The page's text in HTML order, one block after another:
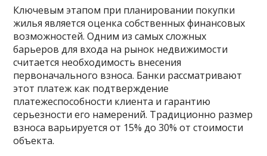
Ключевым этапом при планировании покупки
жилья является оценка собственных финансовых
возможностей. Одним из самых сложных
барьеров для входа на рынок недвижимости
считается необходимость внесения
первоначального взноса. Банки рассматривают
этот платеж как подтверждение
платежеспособности клиента и гарантию
серьезности его намерений. Традиционно размер
взноса варьируется от 15% до 30% от стоимости
объекта.